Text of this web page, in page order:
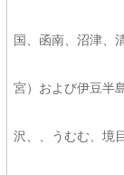
国、函南、沼津、
宮）および伊豆半
沢、、うむむ、境